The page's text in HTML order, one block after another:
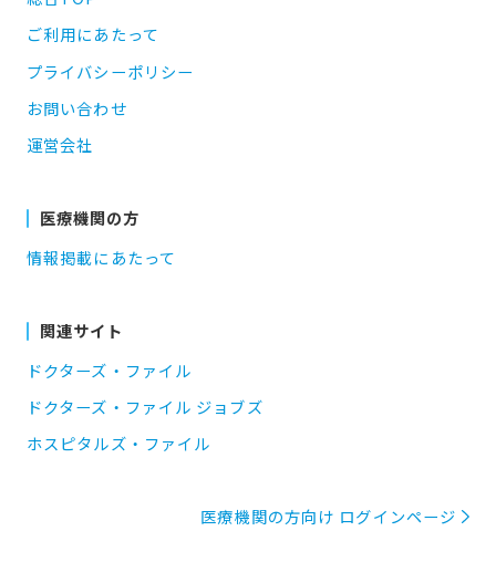
ご利用にあたって
プライバシーポリシー
お問い合わせ
運営会社
医療機関の方
情報掲載にあたって
関連サイト
ドクターズ・ファイル
ドクターズ・ファイル ジョブズ
ホスピタルズ・ファイル
医療機関の方向け ログインページ